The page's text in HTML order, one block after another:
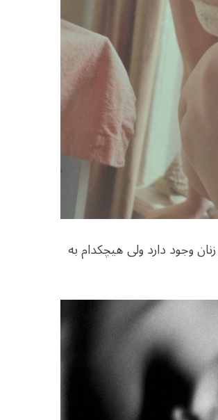
وجود دارد ولی هیچکدام به